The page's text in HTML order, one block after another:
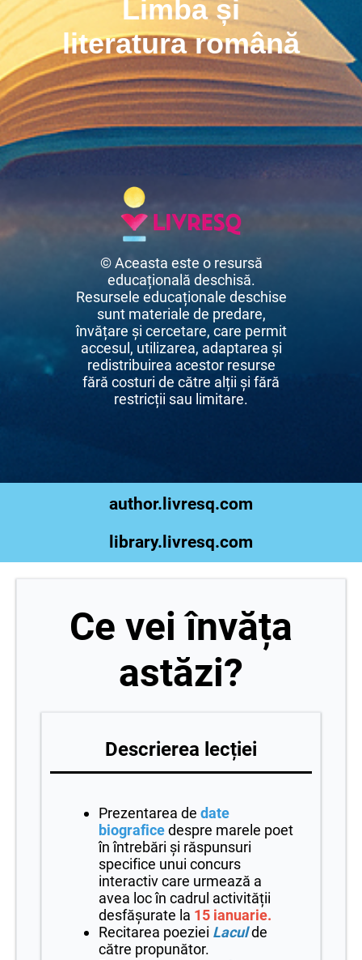
Limba și
literatura română
© Aceasta este o resursă
educațională deschisă.
Resursele educaționale deschise
sunt materiale de predare,
învățare și cercetare, care permit
accesul, utilizarea, adaptarea și
redistribuirea acestor resurse
fără costuri de către alții și fără
restricții sau limitare.
author.livresq.com
library.livresq.com
Ce vei învăța
astăzi?
Descrierea lecției
Prezentarea de date
biograficedespre marele poet
în întrebări și răspunsuri
specifice unui concurs
interactiv care urmează a
avea loc în cadrul activității
desfășurate la 15 ianuarie.
Recitarea poeziei Laculde
către propunător.